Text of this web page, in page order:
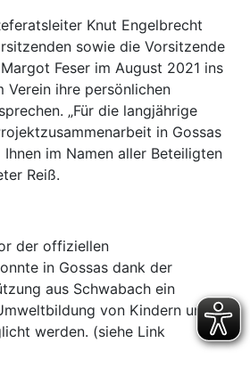
Knut Engelbrecht
sowie die Vorsitzende
Feser im August 2021 ins
Verein ihre persönlichen
„Für die langjährige
in Gossas
im Namen aller Beteiligten
Reiß.
der offiziellen
in Gossas dank der
aus Schwabach ein
von Kindern und
werden. (siehe Link